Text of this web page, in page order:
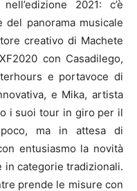
2021: c’è
del panorama musicale
creativo di Machete
con Casadilego,
e portavoce di
e Mika, artista
i suoi tour in giro per il
ma in attesa di
entusiasmo la novità
in categorie tradizionali.
prende le misure con